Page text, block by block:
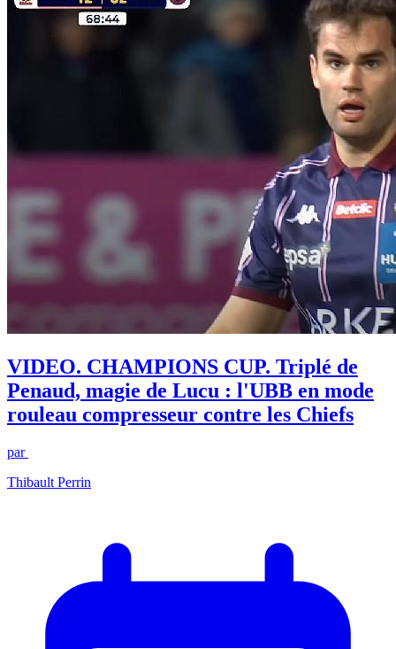
VIDEO. CHAMPIONS CUP. Triplé de
Penaud, magie de Lucu : l'UBB en mode
rouleau compresseur contre les Chiefs
par
Thibault Perrin